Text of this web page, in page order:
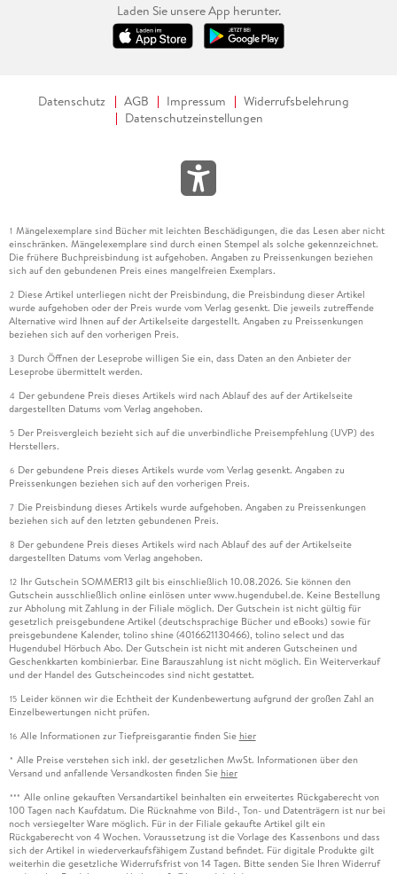
Laden Sie unsere App herunter.
Datenschutz AGB Impressum
Widerrufsbelehrung
Datenschutzeinstellungen
1 Mängelexemplare sind Bücher mit leichten Beschädigungen, die das Lesen aber nicht
einschränken. Mängelexemplare sind durch einen Stempel als solche gekennzeichnet.
Die frühere Buchpreisbindung ist aufgehoben. Angaben zu Preissenkungen beziehen
sich auf den gebundenen Preis eines mangelfreien Exemplars.
2 Diese Artikel unterliegen nicht der Preisbindung, die Preisbindung dieser Artikel
wurde aufgehoben oder der Preis wurde vom Verlag gesenkt. Die jeweils zutreffende
Alternative wird Ihnen auf der Artikelseite dargestellt. Angaben zu Preissenkungen
beziehen sich auf den vorherigen Preis.
3 Durch Öffnen der Leseprobe willigen Sie ein, dass Daten an den Anbieter der
Leseprobe übermittelt werden.
4 Der gebundene Preis dieses Artikels wird nach Ablauf des auf der Artikelseite
dargestellten Datums vom Verlag angehoben.
5 Der Preisvergleich bezieht sich auf die unverbindliche Preisempfehlung (UVP) des
Herstellers.
6 Der gebundene Preis dieses Artikels wurde vom Verlag gesenkt. Angaben zu
Preissenkungen beziehen sich auf den vorherigen Preis.
7 Die Preisbindung dieses Artikels wurde aufgehoben. Angaben zu Preissenkungen
beziehen sich auf den letzten gebundenen Preis.
8 Der gebundene Preis dieses Artikels wird nach Ablauf des auf der Artikelseite
dargestellten Datums vom Verlag angehoben.
12 Ihr Gutschein SOMMER13 gilt bis einschließlich 10.08.2026. Sie können den
Gutschein ausschließlich online einlösen unter www.hugendubel.de. Keine Bestellung
zur Abholung mit Zahlung in der Filiale möglich. Der Gutschein ist nicht gültig für
gesetzlich preisgebundene Artikel (deutschsprachige Bücher und eBooks) sowie für
preisgebundene Kalender, tolino shine (4016621130466), tolino select und das
Hugendubel Hörbuch Abo. Der Gutschein ist nicht mit anderen Gutscheinen und
Geschenkkarten kombinierbar. Eine Barauszahlung ist nicht möglich. Ein Weiterverkauf
und der Handel des Gutscheincodes sind nicht gestattet.
15 Leider können wir die Echtheit der Kundenbewertung aufgrund der großen Zahl an
Einzelbewertungen nicht prüfen.
16 Alle Informationen zur Tiefpreisgarantie finden Sie hier
* Alle Preise verstehen sich inkl. der gesetzlichen MwSt. Informationen über den
Versand und anfallende Versandkosten finden Sie hier
*** Alle online gekauften Versandartikel beinhalten ein erweitertes Rückgaberecht von
100 Tagen nach Kaufdatum. Die Rücknahme von Bild-, Ton- und Datenträgern ist nur bei
noch versiegelter Ware möglich. Für in der Filiale gekaufte Artikel gilt ein
Rückgaberecht von 4 Wochen. Voraussetzung ist die Vorlage des Kassenbons und dass
sich der Artikel in wiederverkaufsfähigem Zustand befindet. Für digitale Produkte gilt
weiterhin die gesetzliche Widerrufsfrist von 14 Tagen. Bitte senden Sie Ihren Widerruf